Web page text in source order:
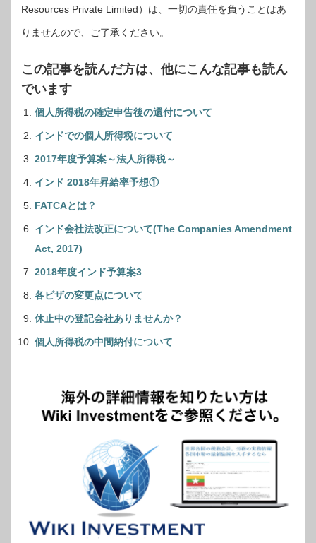
Resources Private Limited）は、一切の責任を負うことはあ
りませんので、ご了承ください。
この記事を読んだ方は、他にこんな記事も読ん
でいます
個人所得税の確定申告後の還付について
インドでの個人所得税について
2017年度予算案～法人所得税～
インド 2018年昇給率予想①
FATCAとは？
インド会社法改正について(The Companies Amendment
Act, 2017)
2018年度インド予算案3
各ビザの変更点について
休止中の登記会社ありませんか？
個人所得税の中間納付について